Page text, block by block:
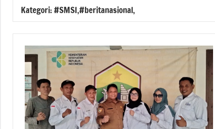
Kategori:#SMSI,#beritanasional,